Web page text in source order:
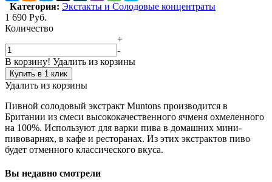
Категория: Экстакты и Солодовые концентраты
1 690 Руб.
Количество
+
-
В корзину! Удалить из корзины
Купить в 1 клик
Удалить из корзины
Пивной солодовый экстракт Muntons производится в
Британии из смеси высококачественного ячменя охмеленного
на 100%. Используют для варки пива в домашних мини-
пивоварнях, в кафе и ресторанах. Из этих экстрактов пиво
будет отменного классического вкуса.
Вы недавно смотрели